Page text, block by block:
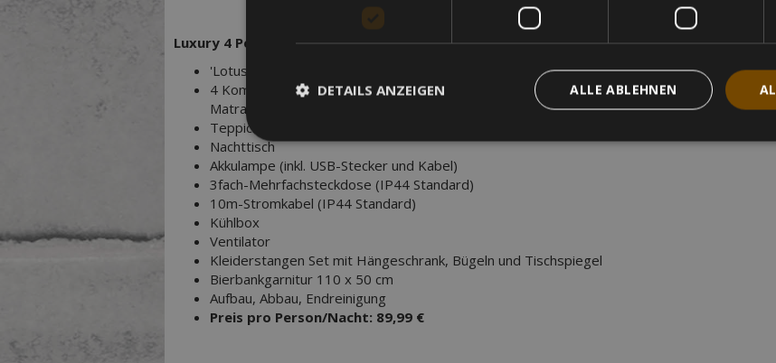
Luxury 4 Personen:
'Lotus Belle' Zelt mit 19 qm Grundfläche
4 Komfortbetten: 'Room in a box' Bettgestell aus recycelter Pappe. Kaltschaum-
Matratze 80 x 200 cm mit Laken, Kissen/Decken mit Bezügen
Teppich
Nachttisch
Akkulampe (inkl. USB-Stecker und Kabel)
3fach-Mehrfachsteckdose (IP44 Standard)
10m-Stromkabel (IP44 Standard)
Kühlbox
Ventilator
Kleiderstangen Set mit Hängeschrank, Bügeln und Tischspiegel
Bierbankgarnitur 110 x 50 cm
Aufbau, Abbau, Endreinigung
Preis pro Person/Nacht: 89,99 €
ALLE ABLEHNEN
DETAILS ANZEIGEN